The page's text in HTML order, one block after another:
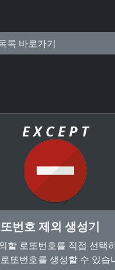
록 바로가기
E X C E P T
번호 제외 생성기
할 로또번호를 직접 선택
또번호를 생성할 수 있습